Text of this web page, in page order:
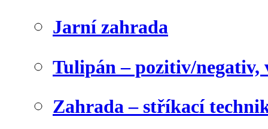
Jarní zahrada
Tulipán – pozitiv/negativ,
Zahrada – stříkací